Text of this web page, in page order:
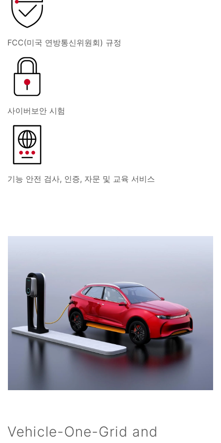
FCC(미국 연방통신위원회) 규정
사이버보안 시험
기능 안전 검사, 인증, 자문 및 교육 서비스
Vehicle-One-Grid and